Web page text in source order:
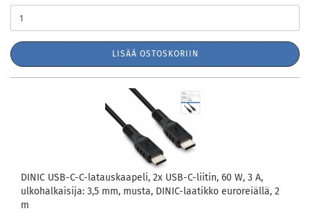
LISÄÄ OSTOSKORIIN
DINIC USB-C-C-latauskaapeli, 2x USB-C-liitin, 60 W, 3 A,
ulkohalkaisija: 3,5 mm, musta, DINIC-laatikko euroreiällä, 2
m